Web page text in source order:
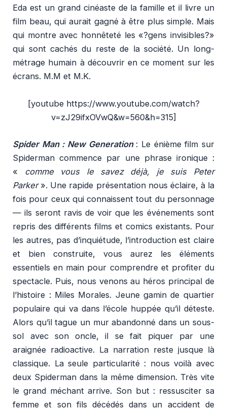
Eda est un grand cinéaste de la famille et il livre un
film beau, qui aurait gagné à être plus simple. Mais
qui montre avec honnêteté les «?gens invisibles?»
qui sont cachés du reste de la société. Un long-
métrage humain à découvrir en ce moment sur les
écrans. M.M et M.K.
[youtube https://www.youtube.com/watch?
v=zJ29ifxOVwQ&w=560&h=315]
Spider Man : New Generation : Le énième film sur
Spiderman commence par une phrase ironique :
« comme vous le savez déjà, je suis Peter
Parker ». Une rapide présentation nous éclaire, à la
fois pour ceux qui connaissent tout du personnage
— ils seront ravis de voir que les événements sont
repris des différents films et comics existants. Pour
les autres, pas d’inquiétude, l’introduction est claire
et bien construite, vous aurez les éléments
essentiels en main pour comprendre et profiter du
spectacle. Puis, nous venons au héros principal de
l’histoire : Miles Morales. Jeune gamin de quartier
populaire qui va dans l’école huppée qu’il déteste.
Alors qu’il tague un mur abandonné dans un sous-
sol avec son oncle, il se fait piquer par une
araignée radioactive. La narration reste jusque là
classique. La seule particularité : nous voilà avec
deux Spiderman dans la même dimension. Très vite
le grand méchant arrive. Son but : ressusciter sa
femme et son fils décédés dans un accident de